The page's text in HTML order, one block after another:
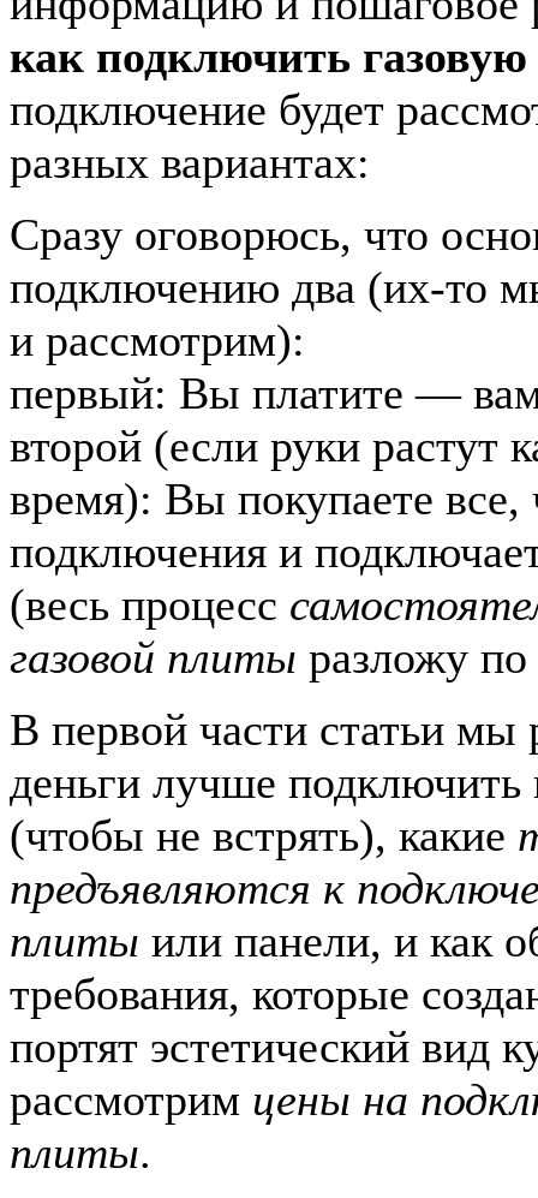
как подключить
подключение будет
разных вариантах:
Сразу оговорюсь, что
подключению два (их-то
и рассмотрим):
первый: Вы платите —
второй (если руки растут
время): Вы покупаете все,
подключения и
(весь процесс
газовой плиты разложу
В первой части статьи мы
деньги лучше подключить
(чтобы не встрять), какие
предъявляются к
плиты или панели, и как
требования, которые
портят эстетический вид
рассмотрим цены на
плиты.